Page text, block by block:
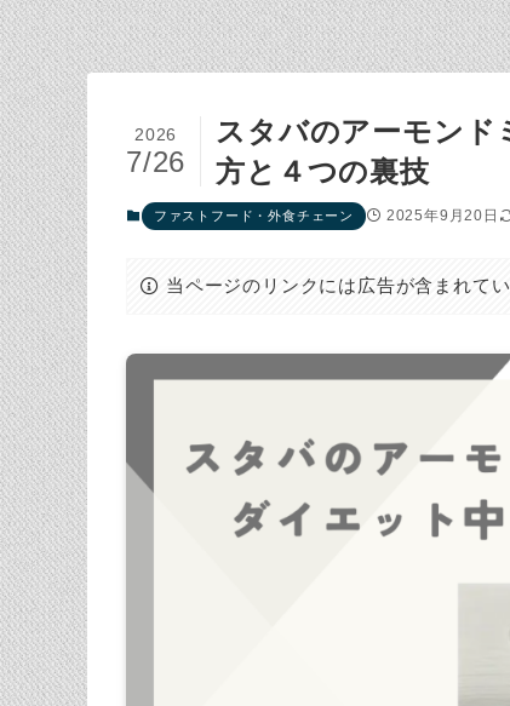
スタバのアーモンド
方と４つの裏技
2026
7/26
ファストフード・外食チェーン 2025年9月20日
当ページのリンクには広告が含まれてい